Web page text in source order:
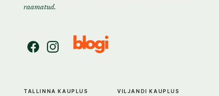
raamatud.
TALLINNA KAUPLUS VILJANDI KAUPLUS